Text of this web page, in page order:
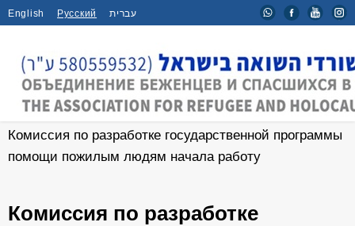
English Русский עברית
Главная / Новости /
Комиссия по разработке государственной программы
помощи пожилым людям начала работу
Комиссия по разработке